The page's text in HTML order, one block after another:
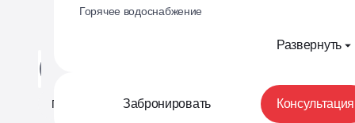
Планировка
Горячее водоснабжение
Развернуть
Забронировать Консультация